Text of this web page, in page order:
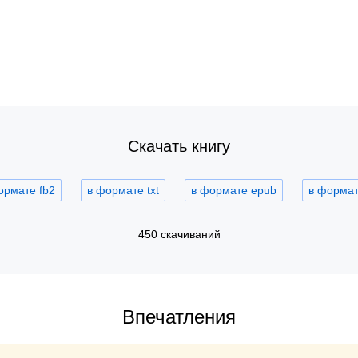
Скачать книгу
fb2 в формате txt в формате epub в
450 скачиваний
Впечатления